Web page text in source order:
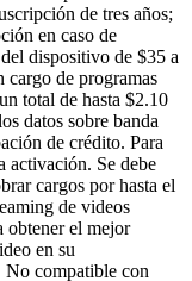
de tres años;
en caso de
dispositivo de $35 a
cargo de programas
total de hasta $2.10
datos sobre banda
de crédito. Para
activación. Se debe
cargos por hasta el
de videos
obtener el mejor
en su
No compatible con